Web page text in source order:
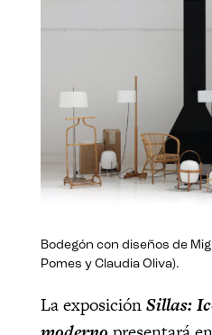
Bodegón con diseños de
Pomes y Claudia Oliva).
La exposiciónSillas: